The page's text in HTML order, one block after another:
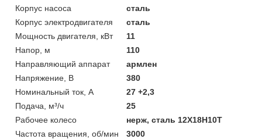
Корпус насоса
сталь
Корпус электродвигателя
сталь
Мощность двигателя, кВт
11
Напор, м
110
Направляющий аппарат
армлен
Напряжение, В
380
Номинальный ток, А
27 +2,3
Подача, м³/ч
25
Рабочее колесо
нерж, сталь 12Х18Н10Т
Частота вращения, об/мин
3000